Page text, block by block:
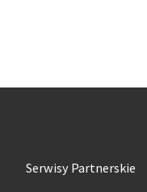
Serwisy Partnerskie